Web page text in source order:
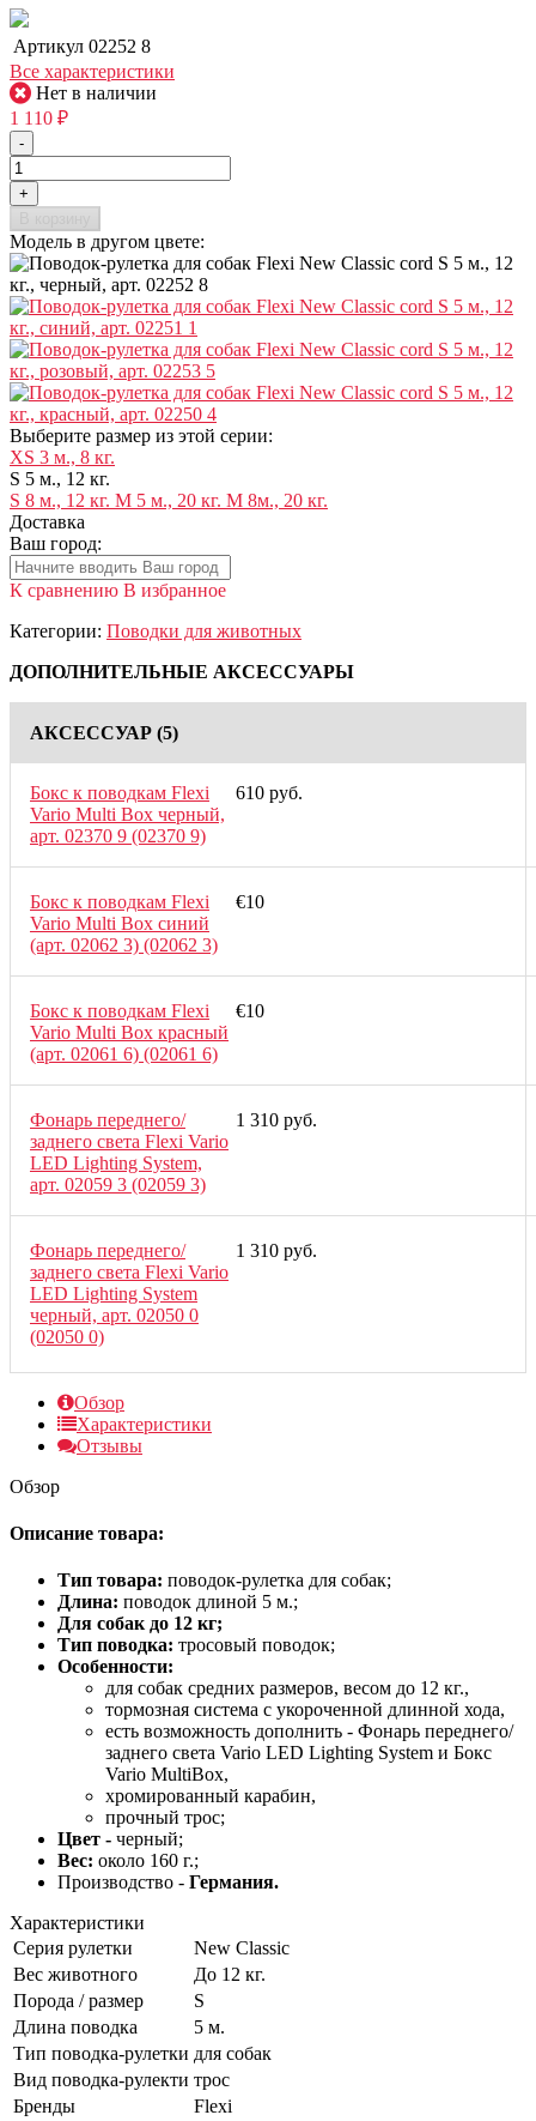
Артикул 02252 8
Все характеристики
Нет в наличии
1 110 ₽
-
+
Модель в другом цвете:
Выберите размер из этой серии:
XS 3 м., 8 кг.
S 5 м., 12 кг.
S 8 м., 12 кг. M 5 м., 20 кг. M 8м., 20 кг.
Доставка
Ваш город:
К сравнению В избранное
Категории: Поводки для животных
ДОПОЛНИТЕЛЬНЫЕ АКСЕССУАРЫ
АКСЕССУАР (5)
Бокс к поводкам Flexi
Vario Multi Box черный,
арт. 02370 9 (02370 9)
610 руб.
Бокс к поводкам Flexi
Vario Multi Box синий
(арт. 02062 3) (02062 3)
€10
Бокс к поводкам Flexi
Vario Multi Box красный
(арт. 02061 6) (02061 6)
€10
Фонарь переднего/
заднего света Flexi Vario
LED Lighting System,
арт. 02059 3 (02059 3)
1 310 руб.
Фонарь переднего/
заднего света Flexi Vario
LED Lighting System
черный, арт. 02050 0
(02050 0)
1 310 руб.
Обзор
Характеристики
Отзывы
Обзор
Описание товара:
Тип товара: поводок-рулетка для собак;
Длина: поводок длиной 5 м.;
Для собак до 12 кг;
Тип поводка: тросовый поводок;
Особенности:
для собак средних размеров, весом до 12 кг.,
тормозная система с укороченной длинной хода,
есть возможность дополнить - Фонарь переднего/
заднего света Vario LED Lighting System и Бокс
Vario MultiBox,
хромированный карабин,
прочный трос;
Цвет - черный;
Вес: около 160 г.;
Производство - Германия.
Характеристики
Серия рулетки
New Classic
Вес животного
До 12 кг.
Порода / размер
S
Длина поводка
5 м.
Тип поводка-рулетки для собак
Вид поводка-рулекти трос
Бренды
Flexi